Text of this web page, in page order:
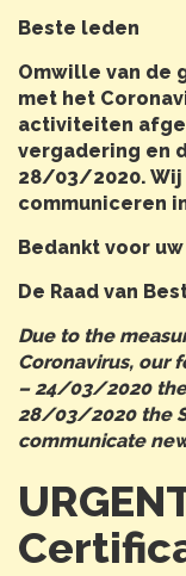
Beste leden
Omwille van de
met het
activiteiten
vergadering en
28/03/2020. Wij
communiceren
Bedankt voor
De Raad van
Due to the
Coronavirus, our
– 24/03/2020
28/03/2020 the
communicate